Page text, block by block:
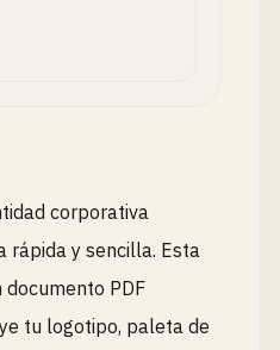
corporativa
rápida y sencilla. Esta
documento PDF
tu logotipo, paleta de